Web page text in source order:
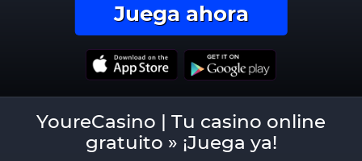
Juega ahora
YoureCasino | Tu casino online
gratuito » ¡Juega ya!